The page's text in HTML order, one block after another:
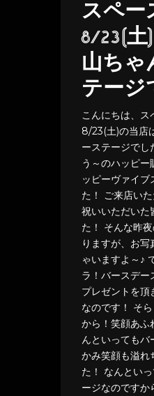
スペ
8/23(土
山ちゃ
テージ
こんにちは、ス
8/23(土)の当店
ーステージでし
う～のハッピ
ッピーヴァイブ
た！ ご来店い
祝いいただいた
た！ そんな昨
りますが、お
ゃいますよ～♪
ラ！バースデー
プレゼントを頂
なのです！ そ
から！笑顔あふ
んといってもバ
かみ笑顔も溢れ
た！ なんとい
ージなのですか